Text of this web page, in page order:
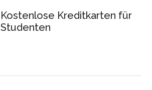
Kostenlose Kreditkarten für
Studenten